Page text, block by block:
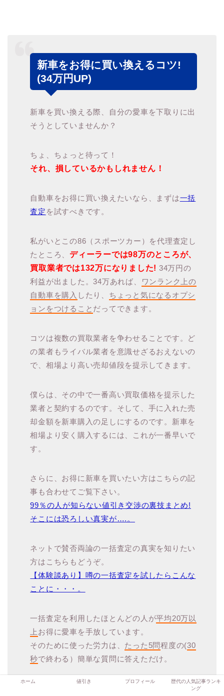
新車をお得に買い換えるコツ!
(34万円UP)
新車を買い換える際、自分の愛車を下取りに出
そうとしていませんか？
ちょ、ちょっと待って！
それ、損しているかもしれません！
自動車をお得に買い換えたいなら、まずは一括
査定 を試すべきです。
私がいとこの86（スポーツカー）を代理査定し
たところ、 ディーラーでは98万のところが、
買取業者では132万になりました! 34万円の
利益が出ました。34万あれば、
ワンランク上の
自動車を購入 したり、 ちょっと気になるオプシ
ョンをつけること だってできます。
コツは複数の買取業者を争わせることです。ど
の業者もライバル業者を意識せざるおえないの
で、相場より高い売却値段を提示してきます。
僕らは、その中で一番高い買取価格を提示した
業者と契約するのです。そして、手に入れた売
却金額を新車購入の足しにするのです。新車を
相場より安く購入するには、これが一番早いで
す。
さらに、お得に新車を買いたい方はこちらの記
事も合わせてご覧下さい。
99％の人が知らない値引き交渉の裏技まとめ!
そこには恐ろしい真実が….。
ネットで賛否両論の一括査定の真実を知りたい
方はこちらもどうぞ。
【体験談あり】噂の一括査定を試したらこんな
ことに・・・。
一括査定を利用したほとんどの人が平均20万以
上 お得に愛車を手放しています。
そのために使った労力は、 たった5問程度の(30
秒で終わる）簡単な質問に答えただけ。
ホーム 値引き プロフィール
歴代の人気記事ランキ
ング